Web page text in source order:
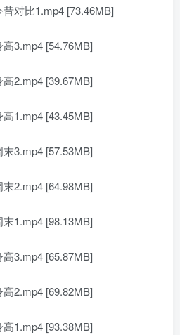
昔对比1.mp4 [73.46MB]
高3.mp4 [54.76MB]
高2.mp4 [39.67MB]
高1.mp4 [43.45MB]
末3.mp4 [57.53MB]
末2.mp4 [64.98MB]
末1.mp4 [98.13MB]
高3.mp4 [65.87MB]
高2.mp4 [69.82MB]
高1.mp4 [93.38MB]